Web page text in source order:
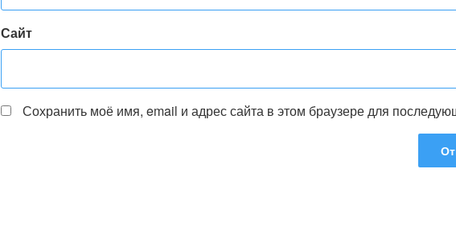
Сайт
Сохранить моё имя, email и адрес сайта в этом браузере для